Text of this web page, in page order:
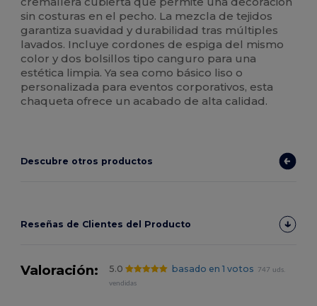
sin costuras en el pecho. La mezcla de tejidos
garantiza suavidad y durabilidad tras múltiples
lavados. Incluye cordones de espiga del mismo
color y dos bolsillos tipo canguro para una
estética limpia. Ya sea como básico liso o
personalizada para eventos corporativos, esta
chaqueta ofrece un acabado de alta calidad.
Descubre otros productos
Reseñas de Clientes del Producto
Valoración: 5.0 basado en 1 votos
747 uds.
vendidas